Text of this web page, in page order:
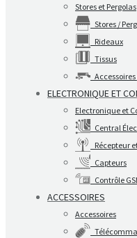
Stores et Pergolas
Stores /
Rideaux
Tissus
ELECTRONIQUE ET
Electronique et
Central
Récepteur
Capteurs
Contrôle
ACCESSOIRES
Accessoires